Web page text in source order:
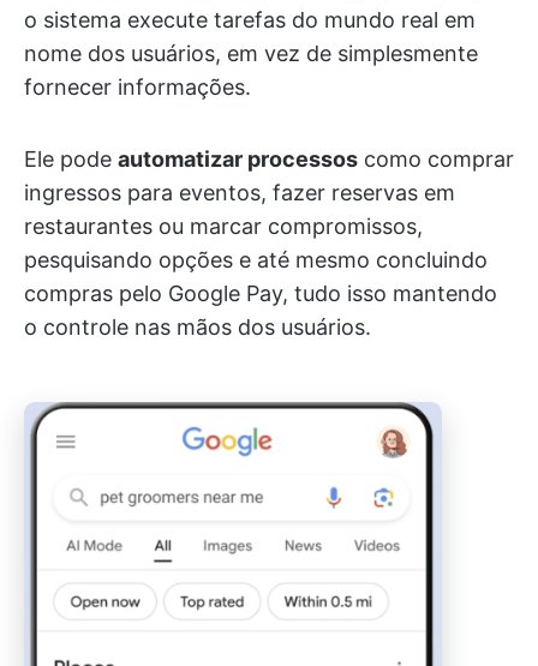
o sistema execute tarefas do mundo real em
nome dos usuários, em vez de simplesmente
fornecer informações.
Ele pode automatizar processos como comprar
ingressos para eventos, fazer reservas em
restaurantes ou marcar compromissos,
pesquisando opções e até mesmo concluindo
compras pelo Google Pay, tudo isso mantendo
o controle nas mãos dos usuários.